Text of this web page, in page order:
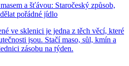
a šťávou: Staročeský způsob,
pořádné jídlo
ve sklenici je jedna z těch věcí, které
jsou. Stačí maso, sůl, kmín a
zásobu na týden.